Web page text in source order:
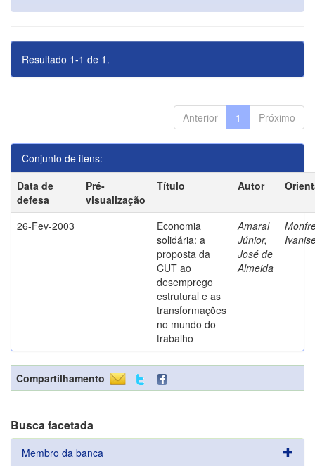
Resultado 1-1 de 1.
Anterior 1 Próximo
Conjunto de itens:
Data de
defesa
Pré-
visualização
Título Autor
26-Fev-2003
Economia
solidária: a
proposta da
CUT ao
desemprego
estrutural e as
transformações
no mundo do
trabalho
Amaral
Júnior,
José de
Almeida
Compartilhamento
Busca facetada
Membro da banca